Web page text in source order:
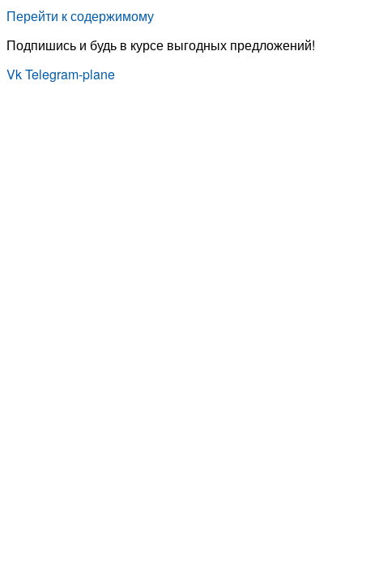
Перейти к содержимому
Подпишись и будь в курсе выгодных предложений!
VkTelegram-plane